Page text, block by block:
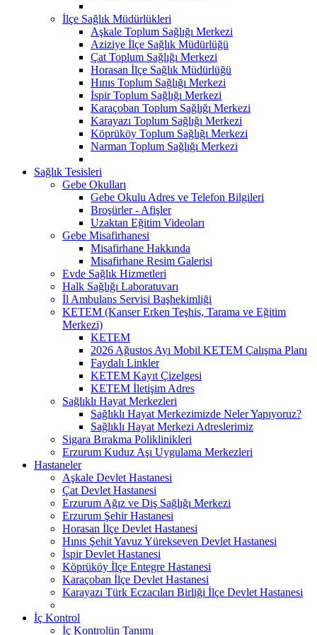
İlçe Sağlık Müdürlükleri
Aşkale Toplum Sağlığı Merkezi
Aziziye İlçe Sağlık Müdürlüğü
Çat Toplum Sağlığı Merkezi
Horasan İlçe Sağlık Müdürlüğü
Hınıs Toplum Sağlığı Merkezi
İspir Toplum Sağlığı Merkezi
Karaçoban Toplum Sağlığı Merkezi
Karayazı Toplum Sağlığı Merkezi
Köprüköy Toplum Sağlığı Merkezi
Narman Toplum Sağlığı Merkezi
Sağlık Tesisleri
Gebe Okulları
Gebe Okulu Adres ve Telefon Bilgileri
Broşürler - Afişler
Uzaktan Eğitim Videoları
Gebe Misafirhanesi
Misafirhane Hakkında
Misafirhane Resim Galerisi
Evde Sağlık Hizmetleri
Halk Sağlığı Laboratuvarı
İl Ambulans Servisi Başhekimliği
KETEM (Kanser Erken Teşhis, Tarama ve Eğitim
Merkezi)
KETEM
2026 Ağustos Ayı Mobil KETEM Çalışma Planı
Faydalı Linkler
KETEM Kayıt Çizelgesi
KETEM İletişim Adres
Sağlıklı Hayat Merkezleri
Sağlıklı Hayat Merkezimizde Neler Yapıyoruz?
Sağlıklı Hayat Merkezi Adreslerimiz
Sigara Bırakma Poliklinikleri
Erzurum Kuduz Aşı Uygulama Merkezleri
Hastaneler
Aşkale Devlet Hastanesi
Çat Devlet Hastanesi
Erzurum Ağız ve Diş Sağlığı Merkezi
Erzurum Şehir Hastanesi
Horasan İlçe Devlet Hastanesi
Hınıs Şehit Yavuz Yürekseven Devlet Hastanesi
İspir Devlet Hastanesi
Köprüköy İlçe Entegre Hastanesi
Karaçoban İlçe Devlet Hastanesi
Karayazı Türk Eczacıları Birliği İlçe Devlet Hastanesi
İç Kontrol
İç Kontrolün Tanımı